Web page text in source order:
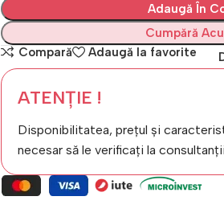
Adaugă În
Cumpără
Compară
Adaugă la favorite
ATENȚIE !
Disponibilitatea, prețul și
necesar să le verificați la